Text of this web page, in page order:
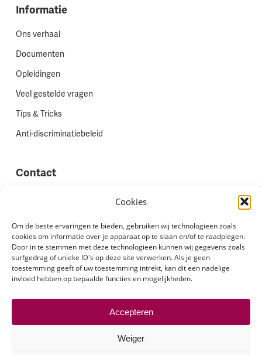
Cookies
Om de beste ervaringen te bieden, gebruiken wij technologieën zoals
cookies om informatie over je apparaat op te slaan en/of te raadplegen.
Door in te stemmen met deze technologieën kunnen wij gegevens zoals
surfgedrag of unieke ID's op deze site verwerken. Als je geen
toestemming geeft of uw toestemming intrekt, kan dit een nadelige
invloed hebben op bepaalde functies en mogelijkheden.
Accepteren
Weiger
Informatie
Ons verhaal
Documenten
Opleidingen
Veel gestelde vragen
Tips & Tricks
Anti-discriminatiebeleid
Contact
Site feedback
Klachten